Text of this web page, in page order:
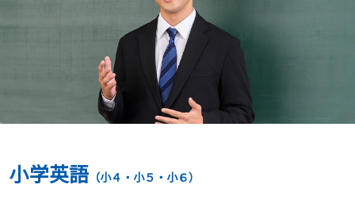
小学英語 （小４・小５・小６）